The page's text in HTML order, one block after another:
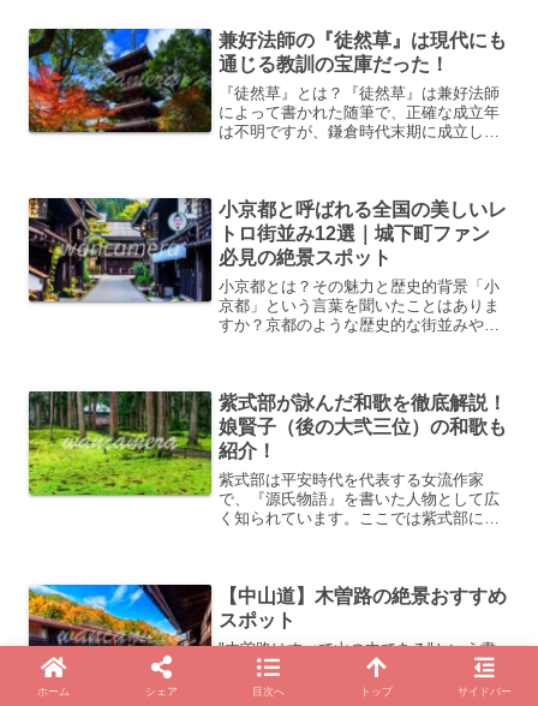
道隆や道兼がいます。しか...
兼好法師の『徒然草』は現代にも
通じる教訓の宝庫だった！
『徒然草』とは？『徒然草』は兼好法師
によって書かれた随筆で、正確な成立年
は不明ですが、鎌倉時代末期に成立した
的な無常感を軸としなが...
小京都と呼ばれる全国の美しいレ
トロ街並み12選｜城下町ファン
必見の絶景スポット
小京都とは？その魅力と歴史的背景「小
京都」という言葉を聞いたことはありま
すか？京都のような歴史的な街並みや文
時代の情緒がそのまま残る...
紫式部が詠んだ和歌を徹底解説！
娘賢子（後の大弐三位）の和歌も
紹介！
紫式部は平安時代を代表する女流作家
で、『源氏物語』を書いた人物として広
く知られています。ここでは紫式部によ
た。その影響もあり、幼い頃か...
【中山道】木曽路の絶景おすすめ
スポット
"木曽路はすべて山の中である"という書
き出しで始まる『夜明け前』は言わずと
知れた島崎藤村の名著です。島崎藤村の
ホーム シェア 目次へ トップ サイドバー